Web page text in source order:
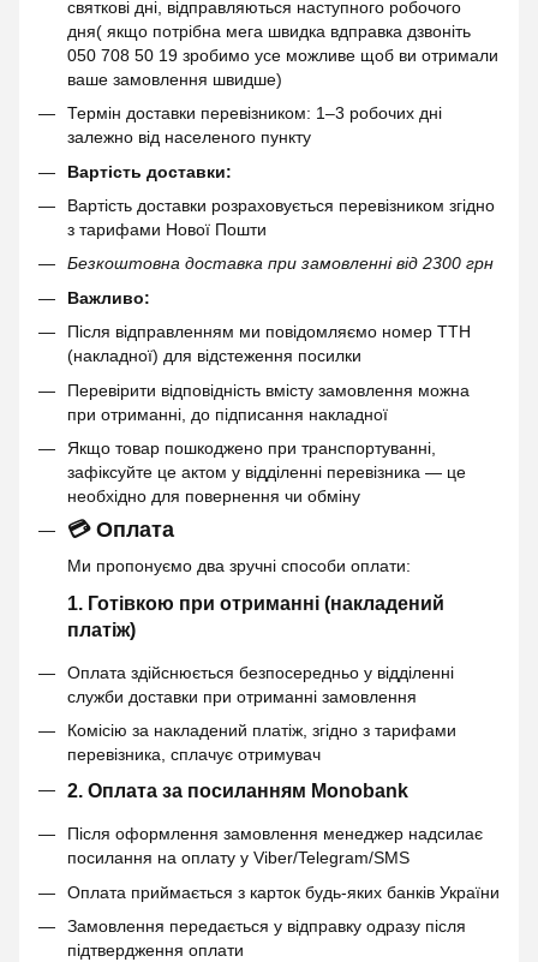
святкові дні, відправляються наступного робочого
дня( якщо потрібна мега швидка вдправка дзвоніть
050 708 50 19 зробимо усе можливе щоб ви отримали
ваше замовлення швидше)
Термін доставки перевізником: 1–3 робочих дні
залежно від населеного пункту
Вартість доставки:
Вартість доставки розраховується перевізником згідно
з тарифами Нової Пошти
Безкоштовна доставка при замовленні від 2300 грн
Важливо:
Після відправленням ми повідомляємо номер ТТН
(накладної) для відстеження посилки
Перевірити відповідність вмісту замовлення можна
при отриманні, до підписання накладної
Якщо товар пошкоджено при транспортуванні,
зафіксуйте це актом у відділенні перевізника — це
необхідно для повернення чи обміну
💳 Оплата
Ми пропонуємо два зручні способи оплати:
1. Готівкою при отриманні (накладений
платіж)
Оплата здійснюється безпосередньо у відділенні
служби доставки при отриманні замовлення
Комісію за накладений платіж, згідно з тарифами
перевізника, сплачує отримувач
2. Оплата за посиланням Monobank
Після оформлення замовлення менеджер надсилає
посилання на оплату у Viber/Telegram/SMS
Оплата приймається з карток будь-яких банків України
Замовлення передається у відправку одразу після
підтвердження оплати